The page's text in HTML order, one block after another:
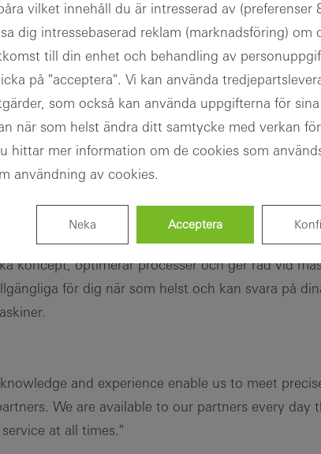
Support
varje tillverkningsanläggning på ett
koncept, optimerar processer och ger råd vid
för dig när som helst och kan svara på
and experience enable us to meet
We are available to our partners every
at all times."
vilket innehåll du är intresserad av (preferenser
dig intressebaserad reklam (marknadsföring) om
till din enhet och behandling av
på "acceptera". Vi kan använda
som också kan använda uppgifterna för
när som helst ändra ditt samtycke med verkan
hittar mer information om de cookies som
användning av cookies.
Neka Acceptera